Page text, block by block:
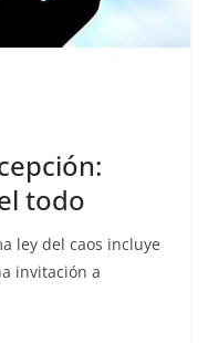
todo
ley del caos incluye
invitación a